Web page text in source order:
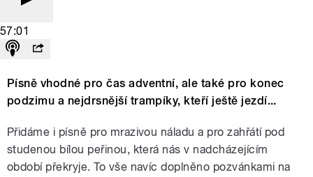
57:01
Písně vhodné pro čas adventní, ale také pro konec
podzimu a nejdrsnější trampíky, kteří ještě jezdí...
Přidáme i písně pro mrazivou náladu a pro zahřátí pod
studenou bílou peřinou, která nás v nadcházejícím
období překryje. To vše navíc doplněno pozvánkami na